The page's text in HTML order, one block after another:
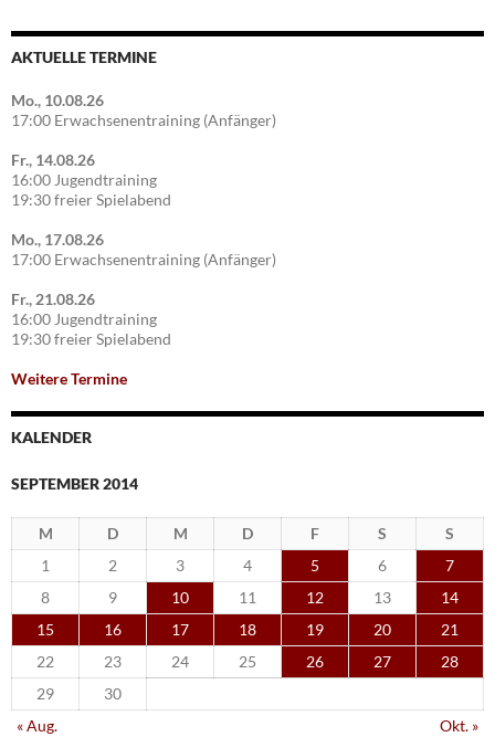
AKTUELLE TERMINE
Mo., 10.08.26
17:00 Erwachsenentraining (Anfänger)
Fr., 14.08.26
16:00 Jugendtraining
19:30 freier Spielabend
Mo., 17.08.26
17:00 Erwachsenentraining (Anfänger)
Fr., 21.08.26
16:00 Jugendtraining
19:30 freier Spielabend
Weitere Termine
KALENDER
SEPTEMBER 2014
M D M D F S
S
1
2 3 4 5 6
7
8
9 10 11 12 13
14
15
16 17 18 19 20
21
22
23 24 25 26 27
28
29
30
« Aug.
Okt. »